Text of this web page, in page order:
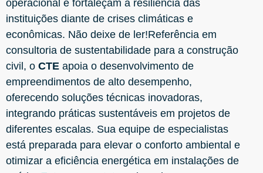
operacional e fortaleçam a resiliência das
instituições diante de crises climáticas e
econômicas. Não deixe de ler!Referência em
consultoria de sustentabilidade para a construção
civil, o CTE apoia o desenvolvimento de
empreendimentos de alto desempenho,
oferecendo soluções técnicas inovadoras,
integrando práticas sustentáveis em projetos de
diferentes escalas. Sua equipe de especialistas
está preparada para elevar o conforto ambiental e
otimizar a eficiência energética em instalações de